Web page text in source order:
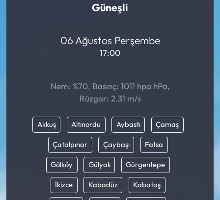
Güneşli
06 Ağustos Perşembe
17:00
Nem: %70, Basınç: 1011 hpa hPa,
Rüzgar: 2.31 m/s
Akkuş Altınordu Aybastı Çamaş
Çatalpınar Çaybaşı Fatsa
Gölköy Gülyalı Gürgentepe
İkizce Kabadüz Kabataş